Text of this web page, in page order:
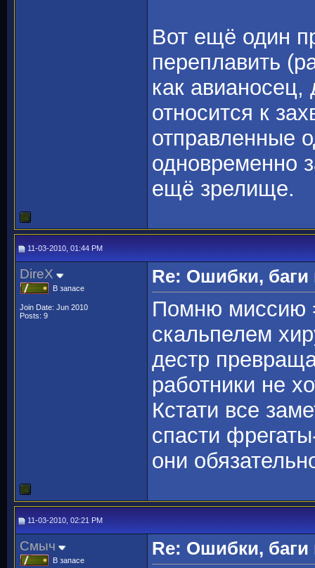
Вот ещё один
переплавить
как авианосец,
относится к
отправленные
одновременно
ещё зрелище.
11-03-2010, 01:44 PM
DireX
В запасе
Join Date: Jun 2010
Posts: 9
Re: Ошибки, баги
Помню миссию
скальпелем
дестр
работники не
Кстати все
спасти
они
11-03-2010, 02:21 PM
Смыч
В запасе
Re: Ошибки, баги